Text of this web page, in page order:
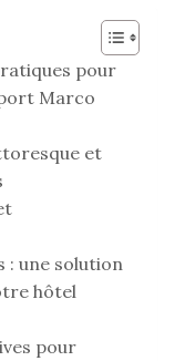
pour
Marco
et
: une solution
hôtel
pour